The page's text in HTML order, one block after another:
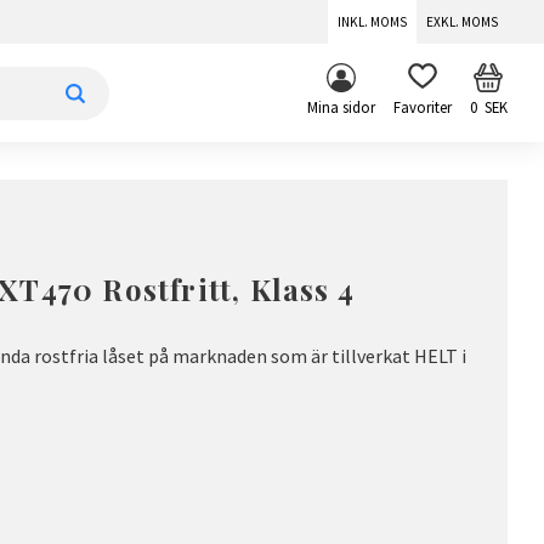
INKL. MOMS EXKL. MOMS
Mina sidor FAVORITER 0SEK
Rostfritt, Klass 4
rostfria låset på marknaden som är tillverkat HELT i